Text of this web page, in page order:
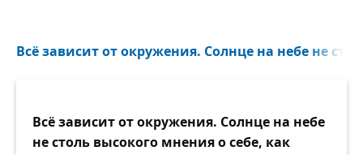
Всё зависит от окружения. Солнце на небе не
Всё зависит от окружения. Солнце на небе
не столь высокого мнения о себе, как